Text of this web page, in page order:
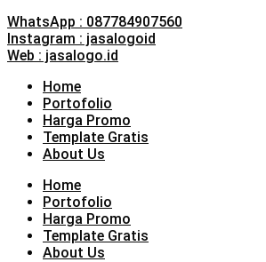
WhatsApp : 087784907560
Instagram : jasalogoid
Web : jasalogo.id
Home
Portofolio
Harga Promo
Template Gratis
About Us
Home
Portofolio
Harga Promo
Template Gratis
About Us